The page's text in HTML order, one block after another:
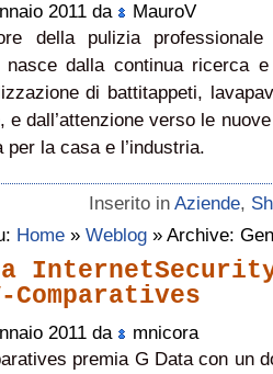
2011 da
MauroV
della pulizia
nasce dalla continua ricerca
di battitappeti,
e dall’attenzione verso le
per la casa e l’industria.
Inserito in Aziende,
Home » Weblog » Archive:
Comparatives
2011 da
mnicora
premia G Data con un